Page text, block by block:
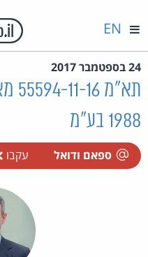
EN
24 בספטמבר 2017
1988 בע"מ
ספאם ודואל עקבו